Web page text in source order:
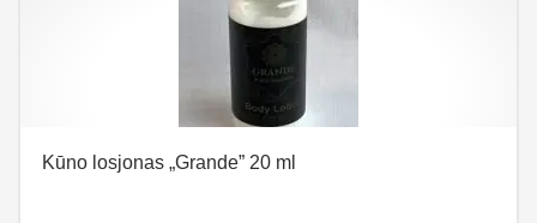
Kūno losjonas „Grande” 20 ml